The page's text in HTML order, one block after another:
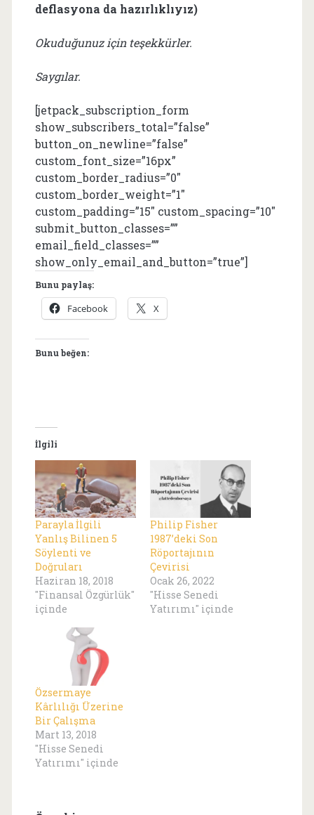
deflasyona da hazırlıklıyız)
Okuduğunuz için teşekkürler.
Saygılar.
[jetpack_subscription_form
show_subscribers_total=”false”
button_on_newline=”false”
custom_font_size=”16px”
custom_border_radius=”0″
custom_border_weight=”1″
custom_padding=”15″ custom_spacing=”10″
submit_button_classes=””
email_field_classes=””
show_only_email_and_button=”true”]
Bunu paylaş:
Facebook X
Bunu beğen:
İlgili
Parayla İlgili
Yanlış Bilinen 5
Söylenti ve
Doğruları
Haziran 18, 2018
"Finansal Özgürlük"
içinde
Philip Fisher
1987’deki Son
Röportajının
Çevirisi
Ocak 26, 2022
"Hisse Senedi
Yatırımı" içinde
Özsermaye
Kârlılığı Üzerine
Bir Çalışma
Mart 13, 2018
"Hisse Senedi
Yatırımı" içinde